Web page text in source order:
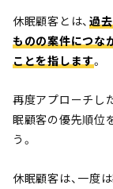
休眠顧客とは、 過
ものの案件につな
ことを指します。
再度アプローチし
眠顧客の優先順位
う。
休眠顧客は、一度